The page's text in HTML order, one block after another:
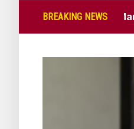
BREAKING NEWS
Лепиткова: